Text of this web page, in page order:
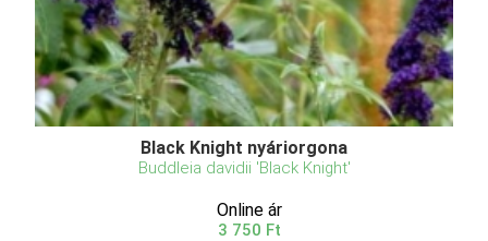
Black Knight nyáriorgona
Buddleia davidii 'Black Knight'
Online ár
3 750 Ft